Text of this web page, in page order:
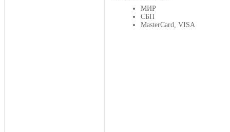
МИР
СБП
MasterCard, VISA